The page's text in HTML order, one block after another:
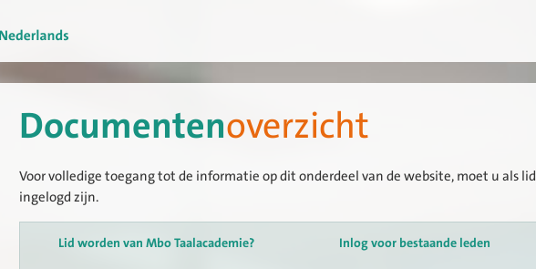
Documentenoverzicht
Voor volledige toegang tot de informatie op dit onderdeel van de website, moet u als lid
ingelogd zijn.
Lid worden van Mbo Taalacademie? Inlog voor bestaande leden